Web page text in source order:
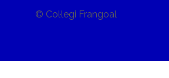
© Col·legi Frangoal